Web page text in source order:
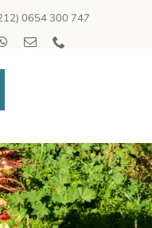
0654 300 747